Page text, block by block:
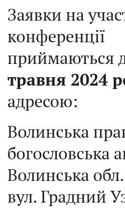
Заявки на
конференції
приймаються
травня 2024
адресою:
Волинська
богословська
Волинська
вул. Градний